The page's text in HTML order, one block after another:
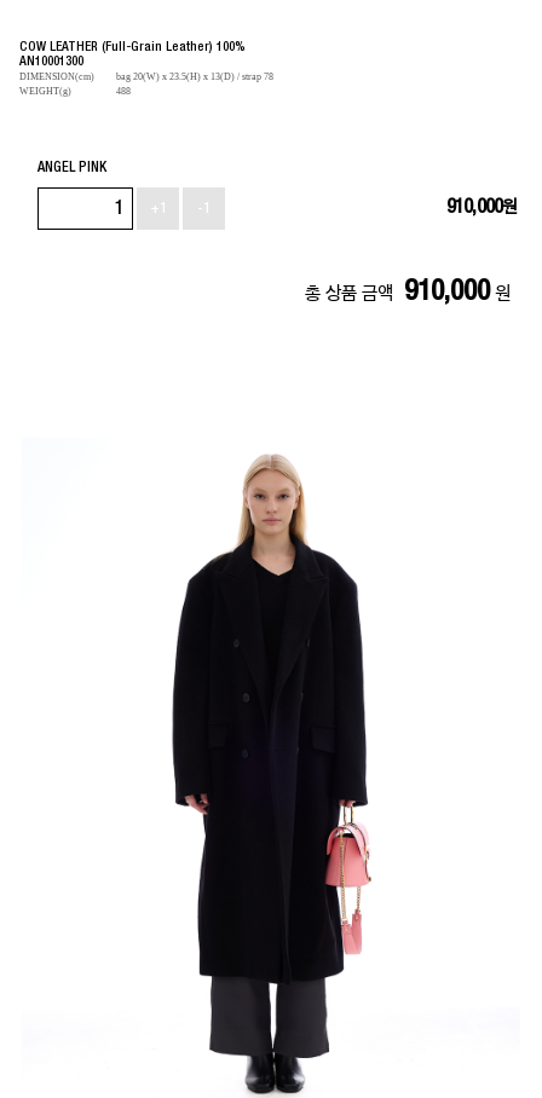
COW LEATHER (Full-Grain Leather) 100%
AN10001300
DIMENSION(cm)
bag 20(W) x 23.5(H) x 13(D) / strap 78
WEIGHT(g)
488
ANGEL PINK
+1 -1 910,000원
총 상품 금액 910,000 원